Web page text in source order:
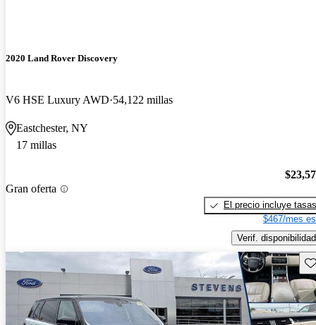
2020 Land Rover Discovery
V6 HSE Luxury AWD 54,122 millas
Eastchester, NY
17 millas
Gran oferta
El precio incluye tasas
$467/mes
Verif. disponibilidad